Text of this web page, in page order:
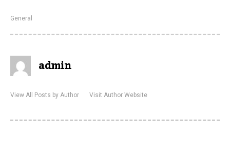
General
admin
View All Posts by Author Visit Author Website